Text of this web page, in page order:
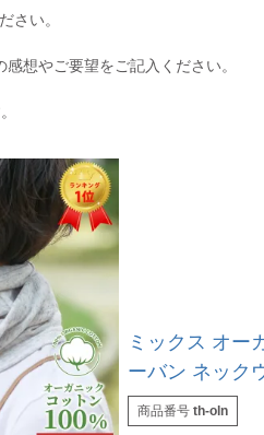
さい。
想やご要望をご記入ください。
ミックス オー
ーバン ネック
商品番号 th-oln